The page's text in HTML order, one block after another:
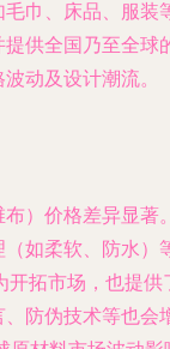
巾、床品、服装
供全国乃至全球
动及设计潮流。
）价格差异显著。
如柔软、防水）
拓市场，也提供
防伪技术等也会